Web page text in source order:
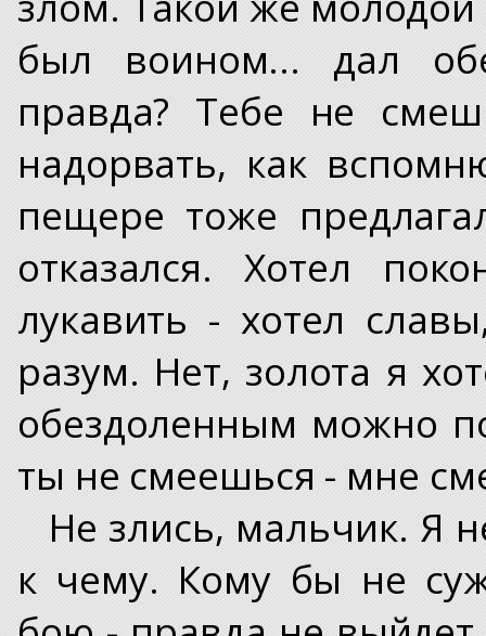
был воином... дал
правда? Тебе не
надорвать, как
пещере тоже
отказался. Хотел
лукавить - хотел
разум. Нет, золота я
обездоленным можно
ты не смеешься - мне
Не злись, мальчик. Я
к чему. Кому бы не